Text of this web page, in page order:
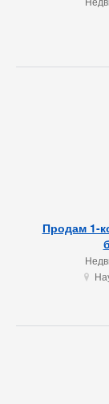
Продам 1-
u